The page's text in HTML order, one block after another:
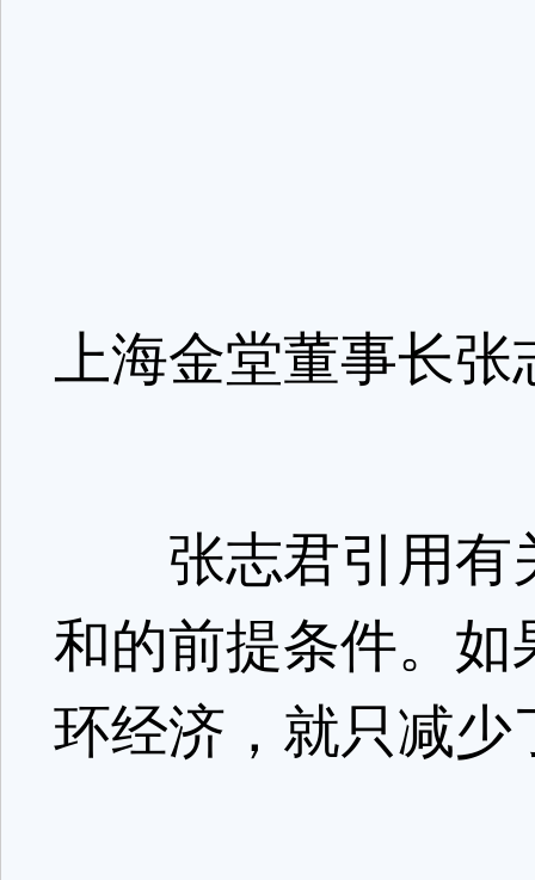
上海金堂董事长
张志君引用有
和的前提条件。
环经济，就只减少